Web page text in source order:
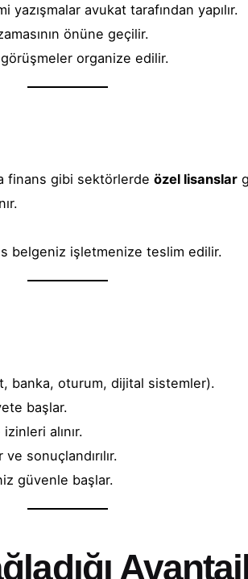
avukat tarafından yapılır.
önüne geçilir.
organize edilir.
finans gibi sektörlerdeözel lisanslar
belgeniz işletmenize teslim edilir.
banka, oturum, dijital sistemler).
başlar.
alınır.
sonuçlandırılır.
güvenle başlar.